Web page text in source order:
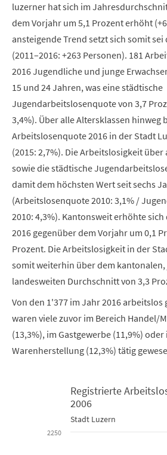
luzerner hat sich im
dem Vorjahr um 5,1 Prozent erhöht
ansteigende Trend setzt sich somit
(2011–2016: +263 Personen). 181
2016 Jugendliche und junge
15 und 24 Jahren, was eine städtische
Jugendarbeitslosenquote von 3,7
3,4%). Über alle Altersklassen hinweg
Arbeitslosenquote 2016 in der Stadt
(2015: 2,7%). Die Arbeitslosigkeit über
sowie die städtische
damit dem höchsten Wert seit sechs
(Arbeitslosenquote 2010: 3,1% /
2010: 4,3%). Kantonsweit erhöhte
2016 gegenüber dem Vorjahr um 0,1
Prozent. Die Arbeitslosigkeit in der
somit weiterhin über dem
landesweiten Durchschnitt von 3,3
Von den 1'377 im Jahr 2016
waren viele zuvor im Bereich Handel/
(13,3%), im Gastgewerbe (11,9%)
Warenherstellung (12,3%) tätig
Registrierte Arbeitslose nach Monaten
Registrierte
2006
Stadt Luzern
2250